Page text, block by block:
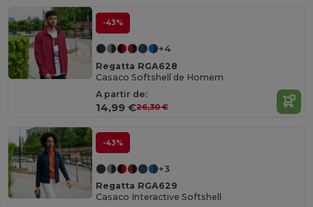
-43%
+4
Regatta RGA628
Casaco Softshell de Homem
A partir de:
14,99 €26,30 €
-43%
+3
Regatta RGA629
Casaco Interactive Softshell